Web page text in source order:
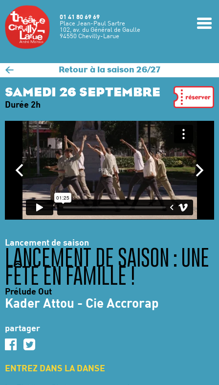
Aller au contenu principal
01 41 80 69 69
Place Jean-Paul Sartre
102, av. du Général de Gaulle
94550 Chevilly-Larue
< Retour à la saison 26/27
SAMEDI 26 SEPTEMBRE
Durée 2h
Lancement de saison
LANCEMENT DE SAISON : UNE
FÊTE EN FAMILLE !
Prélude Out
Kader Attou - Cie Accrorap
partager
ENTREZ DANS LA DANSE